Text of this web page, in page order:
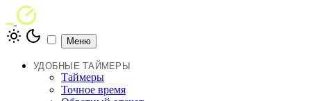
Меню
УДОБНЫЕ ТАЙМЕРЫ
Таймеры
Точное время